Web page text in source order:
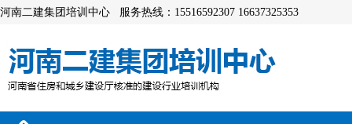
河南二建集团培训中心 服务热线：15516592307 16637325353